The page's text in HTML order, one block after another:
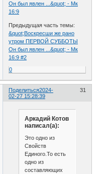
Он был явлен ...&quot; - Мк
16:9
Предыдущая часть темы:
&quot;Воскресши же рано
утром ПЕРВОЙ СУББОТЫ
Он был явлен ...&quot; - Мк
16:9 #2
0
Поделиться 31
2024-
02-27 15:28:39
Аркадий Котов
написал(а):
Это одно из
Свойств
Единого.То есть
одно из
составляющих